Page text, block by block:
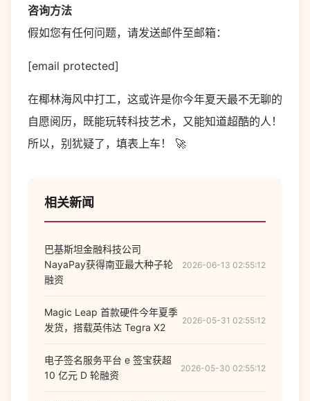
咨询方法
假如您有任何问题，请发送邮件至邮箱：
[email protected]
在椰林海风中打工，这或许是你今年夏天最不无聊的
自愿阅历，既能玩转科技艺术，又能知道超酷的人！
所以，别犹疑了，填表上车！ 🚀
相关新闻
巴基斯坦金融科技公司
NayaPay获得南亚最大种子轮
融资
2026-06-13 02:55:12
Magic Leap 首款硬件今年夏季
发货，搭载英伟达 Tegra X2
2026-05-31 02:55:12
电子签名服务平台 e 签宝获超
10 亿元 D 轮融资
2026-05-30 02:55:12